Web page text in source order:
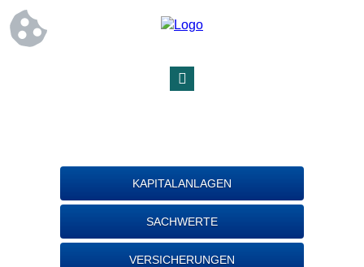
KAPITALANLAGEN
SACHWERTE
VERSICHERUNGEN